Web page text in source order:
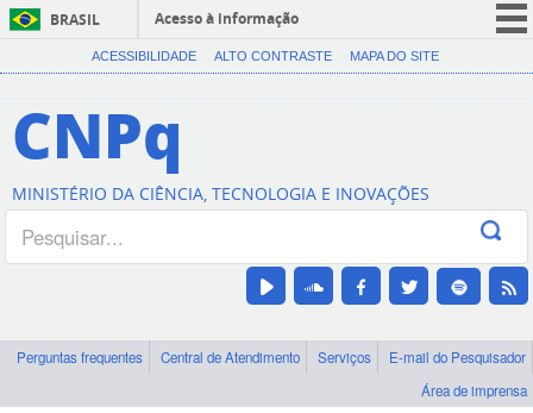
BRASIL
Acesso à informação
CORONAVÍRUS (COVID-19)
Canais
ACESSIBILIDADE ALTO CONTRASTE MAPA DO SITE
CNPq
MINISTÉRIO DA CIÊNCIA, TECNOLOGIA E INOVAÇÕES
Perguntas frequentes Central de Atendimento Serviços
E-mail do Pesquisador
Área de imprensa